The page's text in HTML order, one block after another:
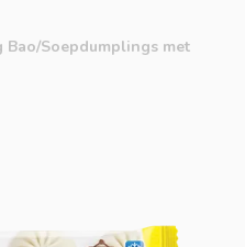
Bao/Soepdumplings met